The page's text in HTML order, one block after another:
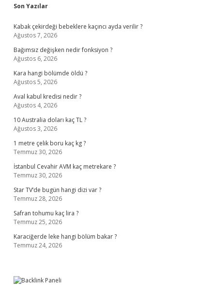
Sidebar
Son Yazılar
Kabak çekirdeği bebeklere kaçıncı ayda verilir ?
Ağustos 7, 2026
Bağımsız değişken nedir fonksiyon ?
Ağustos 6, 2026
Kara hangi bölümde öldü ?
Ağustos 5, 2026
Aval kabul kredisi nedir ?
Ağustos 4, 2026
10 Australia doları kaç TL ?
Ağustos 3, 2026
1 metre çelik boru kaç kg ?
Temmuz 30, 2026
İstanbul Cevahir AVM kaç metrekare ?
Temmuz 30, 2026
Star TV’de bugün hangi dizi var ?
Temmuz 28, 2026
Safran tohumu kaç lira ?
Temmuz 25, 2026
Karaciğerde leke hangi bölüm bakar ?
Temmuz 24, 2026